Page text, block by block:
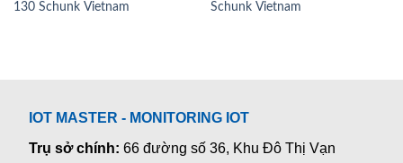
130 Schunk Vietnam
Schunk Vietnam
IOT MASTER - MONITORING IOT
Trụ sở chính:66 đường số 36, Khu Đô Thị Vạn